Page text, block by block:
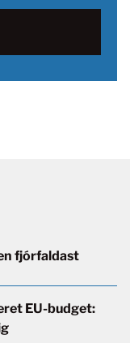
fjórfaldast
EU-budget: